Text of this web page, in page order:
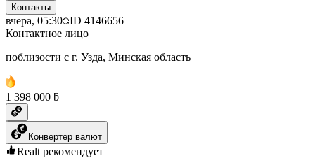
Контакты
вчера, 05:30 ID 4146656
Контактное лицо
поблизости с г. Узда, Минская область
1 398 000 ƃ
Конвертер валют
Realt рекомендует